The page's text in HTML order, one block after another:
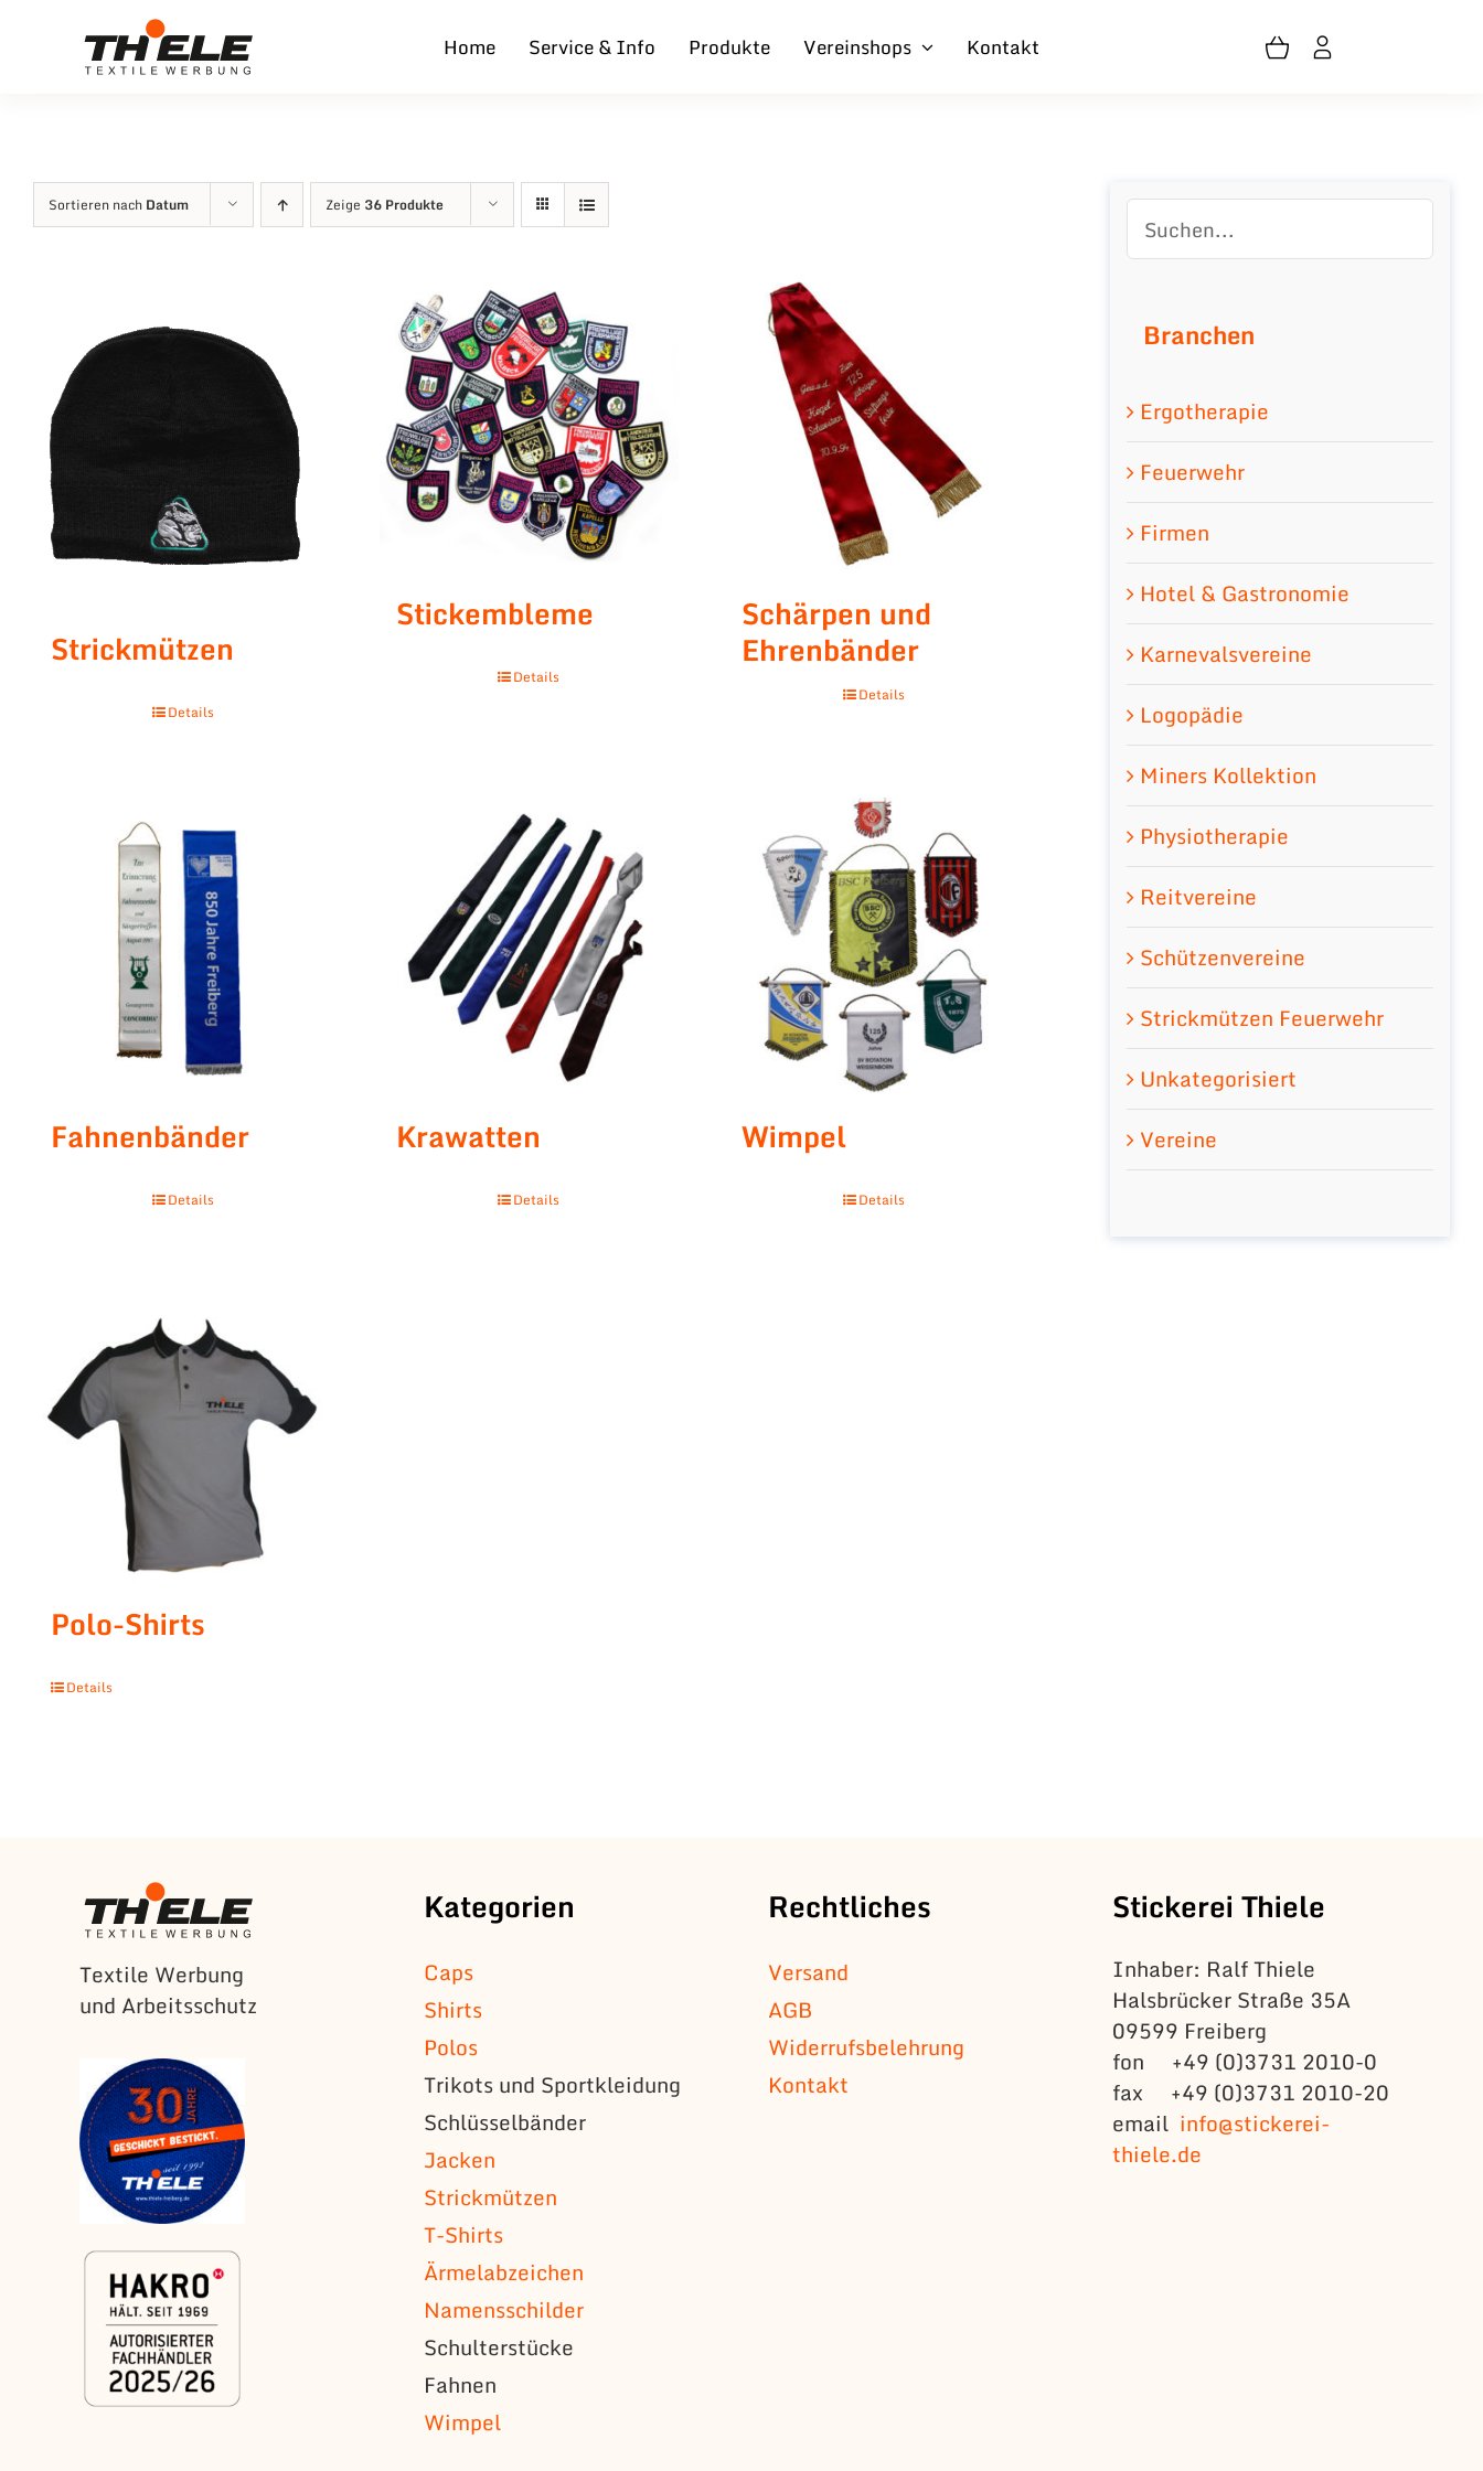
Home Service & Info Produkte Vereinshops Kontakt
Sortieren nach Datum Zeige 36 Produkte
Strickmützen
Details
Stickembleme
Details
Schärpen und
Ehrenbänder
Details
Fahnenbänder
Details
Krawatten
Details
Wimpel
Details
Polo-Shirts
Details
Branchen
Ergotherapie
Feuerwehr
Firmen
Hotel & Gastronomie
Karnevalsvereine
Logopädie
Miners Kollektion
Physiotherapie
Reitvereine
Schützenvereine
Strickmützen Feuerwehr
Unkategorisiert
Vereine
Textile Werbung
und Arbeitsschutz
Kategorien
Caps
Shirts
Polos
Trikots und Sportkleidung
Schlüsselbänder
Jacken
Strickmützen
T-Shirts
Ärmelabzeichen
Namensschilder
Schulterstücke
Fahnen
Wimpel
Rechtliches
Versand
AGB
Widerrufsbelehrung
Kontakt
Stickerei Thiele
Inhaber: Ralf Thiele
Halsbrücker Straße 35A
09599 Freiberg
fon +49 (0)3731 2010-0
fax +49 (0)3731 2010-20
email info@stickerei-
thiele.de